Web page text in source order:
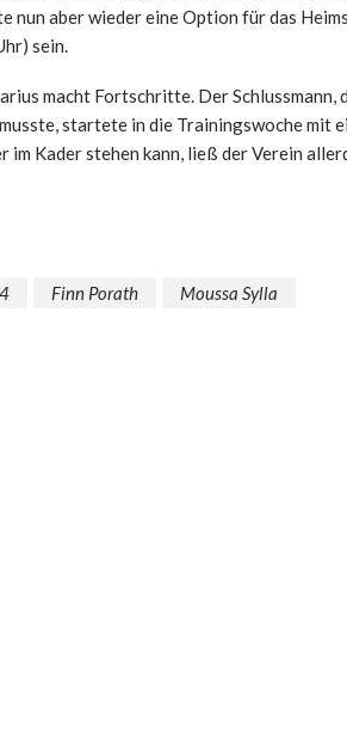
nun aber wieder eine Option für das
sein.
macht Fortschritte. Der Schlussmann,
startete in die Trainingswoche mit
im Kader stehen kann, ließ der Verein
Finn Porath Moussa Sylla